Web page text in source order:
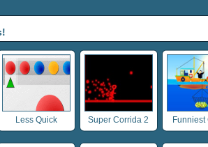
Less Quick Super Corrida 2 Funniest